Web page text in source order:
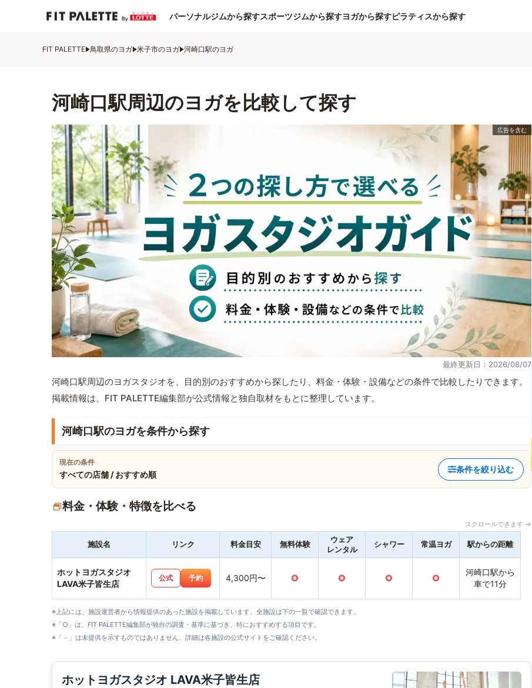
パーソナルジムから探すスポーツジムから探すヨガから探すピラティスから探す
FIT PALETTE 鳥取県のヨガ 米子市のヨガ 河崎口駅のヨガ
河崎口駅周辺のヨガを比較して探す
最終更新日：2026/08/07
河崎口駅周辺のヨガスタジオを、目的別のおすすめから探したり、料金・体験・設備などの条件で比較したりできます。
掲載情報は、FIT PALETTE編集部が公式情報と独自取材をもとに整理しています。
河崎口駅のヨガを条件から探す
現在の条件
すべての店舗 / おすすめ順
条件を絞り込む
料金・体験・特徴を比べる
スクロールできます →
施設名 リンク 料金目安 無料体験
ウェア
レンタル
シャワー 常温ヨガ 駅からの距離
ホットヨガスタジオ
LAVA米子皆生店
公式 予約 4,300円〜 ○ ○ ○ ○
河崎口駅から
車で11分
※上記には、施設運営者から情報提供のあった施設を掲載しています。全施設は下の一覧で確認できます。
※「○」は、FIT PALETTE編集部が独自の調査・基準に基づき、特におすすめする項目です。
※「－」は未提供を示すものではありません。詳細は各施設の公式サイトをご確認ください。
ホットヨガスタジオ LAVA米子皆生店